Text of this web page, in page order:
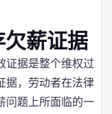
薪证据
证据是整个维权过
据，劳动者在法律
问题上所面临的一